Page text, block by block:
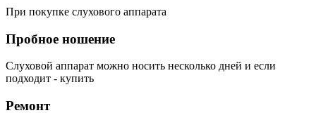
При покупке слухового аппарата
Пробное ношение
Слуховой аппарат можно носить несколько дней и если
подходит - купить
Ремонт